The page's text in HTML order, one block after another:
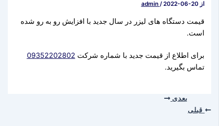
از admin /2022-06-20
قیمت دستگاه های لیزر در سال جدید با افزایش رو به رو شده
است.
برای اطلاع از قیمت جدید با شماره شرکت 09352202802
تماس بگیرید.
قبلی
بعدی